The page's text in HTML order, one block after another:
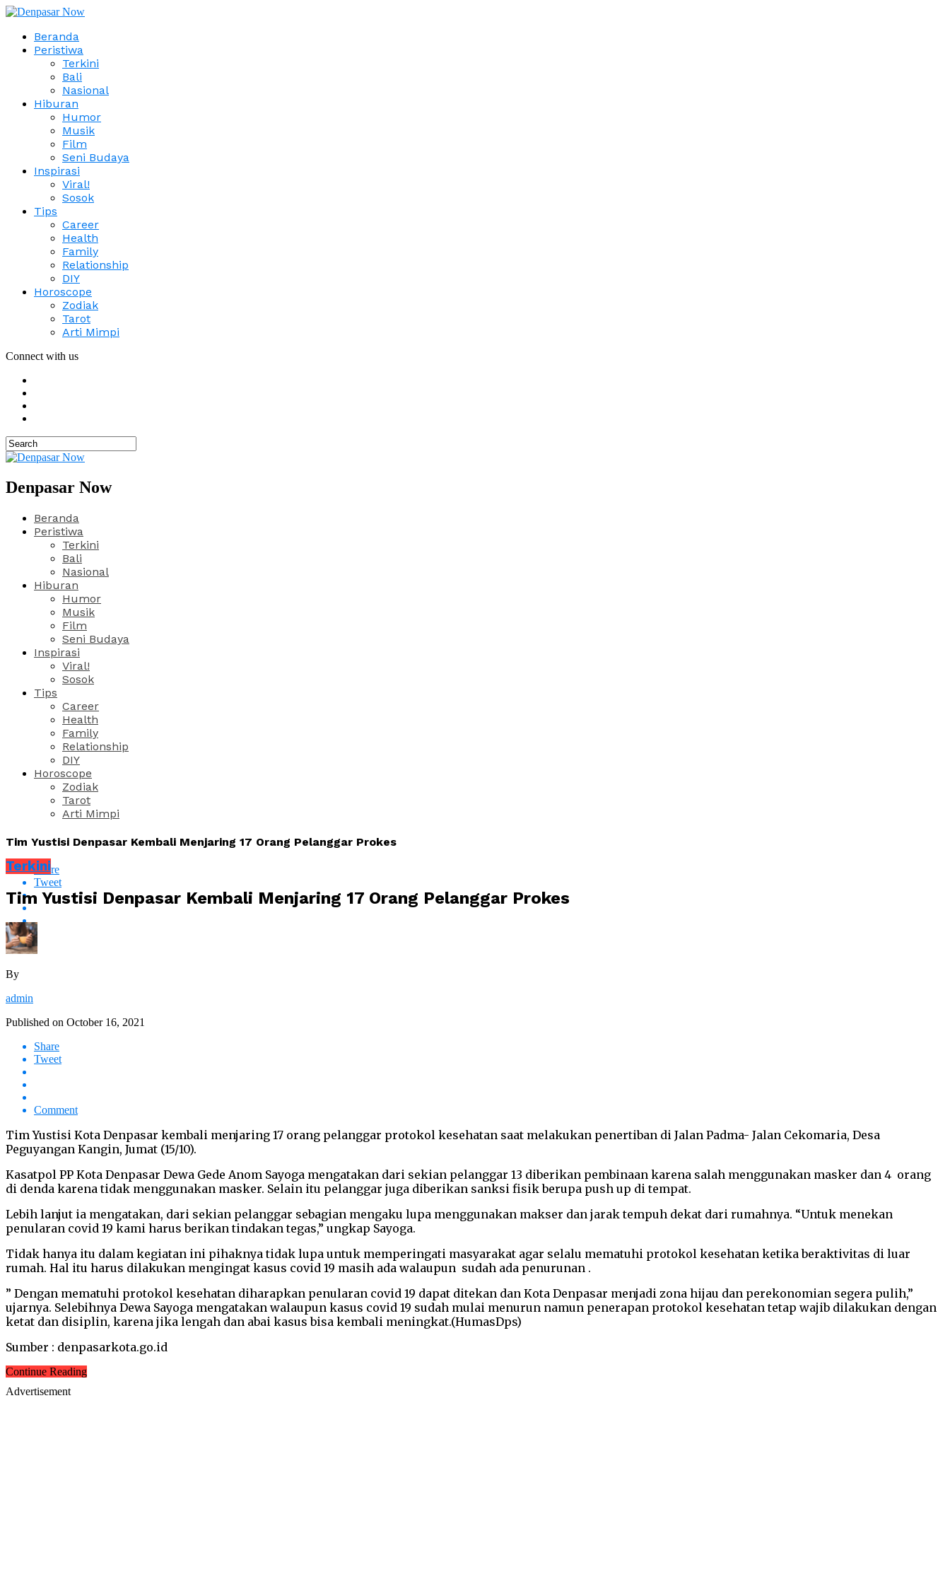
Beranda
Peristiwa
Terkini
Bali
Nasional
Hiburan
Humor
Musik
Film
Seni Budaya
Inspirasi
Viral!
Sosok
Tips
Career
Health
Family
Relationship
DIY
Horoscope
Zodiak
Tarot
Arti Mimpi
Connect with us
Denpasar Now
Beranda
Peristiwa
Terkini
Bali
Nasional
Hiburan
Humor
Musik
Film
Seni Budaya
Inspirasi
Viral!
Sosok
Tips
Career
Health
Family
Relationship
DIY
Horoscope
Zodiak
Tarot
Arti Mimpi
Tim Yustisi Denpasar Kembali Menjaring 17 Orang Pelanggar Prokes
Share
Tweet
Terkini
Tim Yustisi Denpasar Kembali Menjaring 17 Orang Pelanggar Prokes
By
admin
Published on October 16, 2021
Share
Tweet
Comment
Tim Yustisi Kota Denpasar kembali menjaring 17 orang pelanggar protokol kesehatan saat melakukan penertiban di Jalan Padma- Jalan Cekomaria, Desa
Peguyangan Kangin, Jumat (15/10).
Kasatpol PP Kota Denpasar Dewa Gede Anom Sayoga mengatakan dari sekian pelanggar 13 diberikan pembinaan karena salah menggunakan masker dan 4 orang
di denda karena tidak menggunakan masker. Selain itu pelanggar juga diberikan sanksi fisik berupa push up di tempat.
Lebih lanjut ia mengatakan, dari sekian pelanggar sebagian mengaku lupa menggunakan makser dan jarak tempuh dekat dari rumahnya. “Untuk menekan
penularan covid 19 kami harus berikan tindakan tegas,” ungkap Sayoga.
Tidak hanya itu dalam kegiatan ini pihaknya tidak lupa untuk memperingati masyarakat agar selalu mematuhi protokol kesehatan ketika beraktivitas di luar
rumah. Hal itu harus dilakukan mengingat kasus covid 19 masih ada walaupun sudah ada penurunan .
” Dengan mematuhi protokol kesehatan diharapkan penularan covid 19 dapat ditekan dan Kota Denpasar menjadi zona hijau dan perekonomian segera pulih,”
ujarnya. Selebihnya Dewa Sayoga mengatakan walaupun kasus covid 19 sudah mulai menurun namun penerapan protokol kesehatan tetap wajib dilakukan dengan
ketat dan disiplin, karena jika lengah dan abai kasus bisa kembali meningkat.(HumasDps)
Sumber : denpasarkota.go.id
Continue Reading
Advertisement